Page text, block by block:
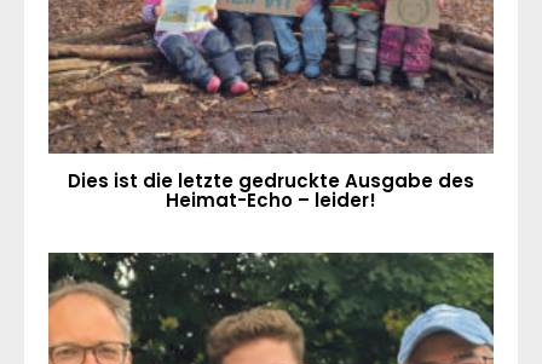
Dies ist die letzte gedruckte Ausgabe des
Heimat-Echo – leider!